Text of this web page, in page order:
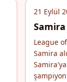
21 Eylül
League
Samira